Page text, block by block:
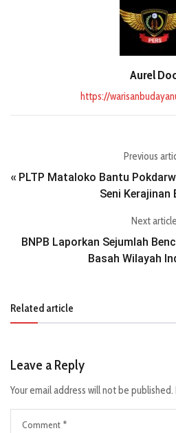
Aurel
https://
Previous
« PLTP Mataloko Bantu
Seni Kerajinan
Next article
BNPB Laporkan Sejumlah
Basah Wilayah
Related article
Leave a Reply
Your email address will not be published.